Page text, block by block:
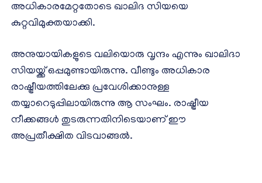
അധികാരമേറ്റതോടെ ഖാലിദ സിയയെ
കുറ്റവിമുക്തയാക്കി.
അനുയായികളുടെ വലിയൊരു വൃന്ദം എന്നും ഖാലിദാ
സിയയ്ക്ക് ഒപ്പമുണ്ടായിരുന്നു. വീണ്ടും അധികാര
രാഷ്ട്രീയത്തിലേക്കു പ്രവേശിക്കാനുള്ള
തയ്യാറെടുപ്പിലായിരുന്നു ആ സംഘം. രാഷ്ട്രീയ
നീക്കങ്ങള്‍ തുടരുന്നതിനിടെയാണ് ഈ
അപ്രതീക്ഷിത വിടവാങ്ങല്‍.